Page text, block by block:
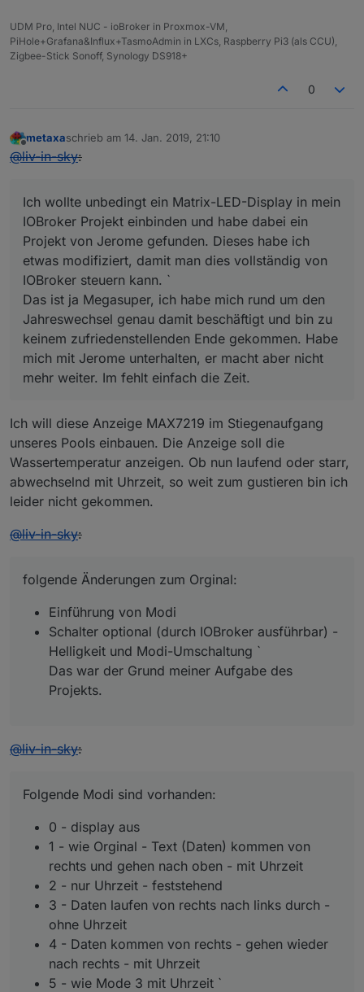
UDM Pro, Intel NUC - ioBroker in Proxmox-VM,
PiHole+Grafana&Influx+TasmoAdmin in LXCs, Raspberry Pi3 (als CCU),
Zigbee-Stick Sonoff, Synology DS918+
0
Offline
metaxaschrieb am 14. Jan. 2019, 21:10
zuletzt editiert von
@liv-in-sky:
Ich wollte unbedingt ein Matrix-LED-Display in mein
IOBroker Projekt einbinden und habe dabei ein
Projekt von Jerome gefunden. Dieses habe ich
etwas modifiziert, damit man dies vollständig von
IOBroker steuern kann. `
Das ist ja Megasuper, ich habe mich rund um den
Jahreswechsel genau damit beschäftigt und bin zu
keinem zufriedenstellenden Ende gekommen. Habe
mich mit Jerome unterhalten, er macht aber nicht
mehr weiter. Im fehlt einfach die Zeit.
Ich will diese Anzeige MAX7219 im Stiegenaufgang
unseres Pools einbauen. Die Anzeige soll die
Wassertemperatur anzeigen. Ob nun laufend oder starr,
abwechselnd mit Uhrzeit, so weit zum gustieren bin ich
leider nicht gekommen.
@liv-in-sky:
folgende Änderungen zum Orginal:
Einführung von Modi
Schalter optional (durch IOBroker ausführbar) -
Helligkeit und Modi-Umschaltung `
Das war der Grund meiner Aufgabe des
Projekts.
@liv-in-sky:
Folgende Modi sind vorhanden:
0 - display aus
1 - wie Orginal - Text (Daten) kommen von
rechts und gehen nach oben - mit Uhrzeit
2 - nur Uhrzeit - feststehend
3 - Daten laufen von rechts nach links durch -
ohne Uhrzeit
4 - Daten kommen von rechts - gehen wieder
nach rechts - mit Uhrzeit
5 - wie Mode 3 mit Uhrzeit `